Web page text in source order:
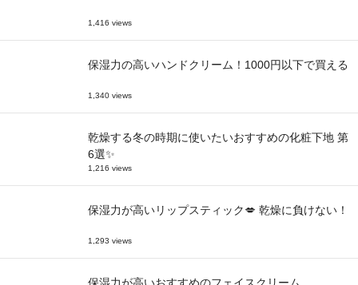
1,416 views
保湿力の高いハンドクリーム！1000円以下で買える
1,340 views
乾燥する冬の時期に使いたいおすすめの化粧下地 第
6選✨
1,216 views
保湿力が高いリップスティック💋 乾燥に負けない！
1,293 views